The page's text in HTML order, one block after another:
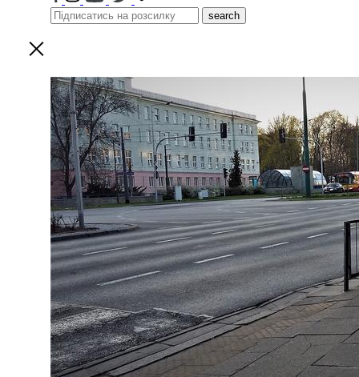
search